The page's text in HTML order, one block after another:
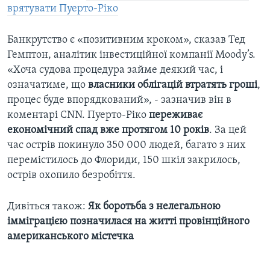
врятувати Пуерто-Ріко
Банкрутство є «позитивним кроком», сказав Тед
Гемптон, аналітик інвестиційної компанії Moody’s.
«Хоча судова процедура займе деякий час, і
означатиме, що власники облігацій втратять гроші,
процес буде впорядкований», - зазначив він в
коментарі CNN. Пуерто-Ріко переживає
економічний спад вже протягом 10 років. За цей
час острів покинуло 350 000 людей, багато з них
перемістилось до Флориди, 150 шкіл закрилось,
острів охопило безробіття.
Дивіться також: Як боротьба з нелегальною
імміграцією позначилася на житті провінційного
американського містечка